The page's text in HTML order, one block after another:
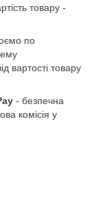
товару -
по
вартості товару
- безпечна
комісія у